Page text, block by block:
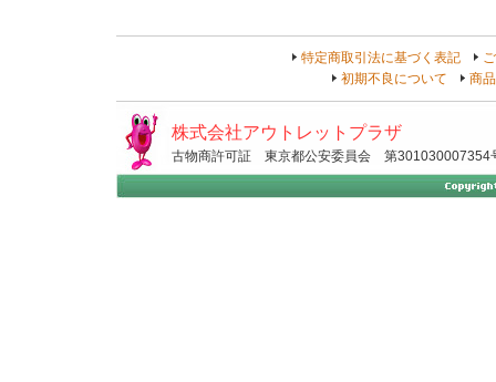
特定商取引法に基づく表記
初期不良について
商
株式会社アウトレットプラザ
古物商許可証 東京都公安委員会 第301030007354